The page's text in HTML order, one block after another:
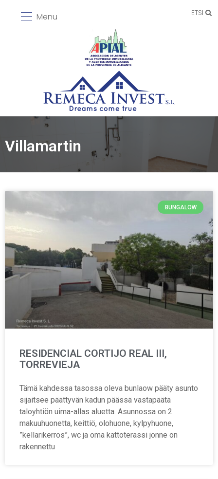
ETSI
Menu
Villamartin
BUNGALOW
RESIDENCIAL CORTIJO REAL III,
TORREVIEJA
Tämä kahdessa tasossa oleva bunlaow pääty asunto
sijaitsee päättyvän kadun päässä vastapäätä
taloyhtiön uima-allas aluetta. Asunnossa on 2
makuuhuonetta, keittiö, olohuone, kylpyhuone,
”kellarikerros”, wc ja oma kattoterassi jonne on
rakennettu